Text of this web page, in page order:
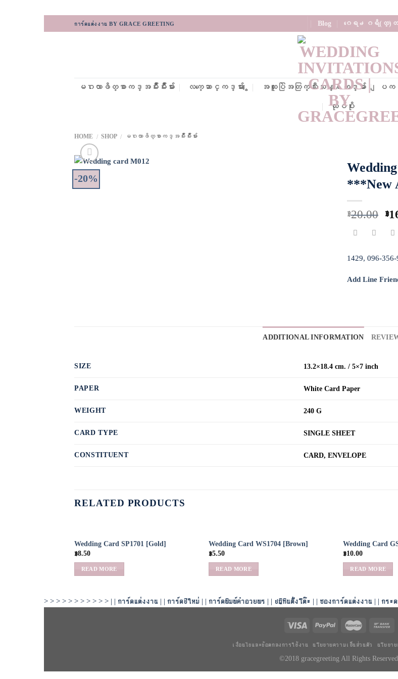
to
การ์ดแต่งงาน BY GRACE GREETING Blog ဂေရ႕ဂရိ(ထ္)တ
မဂၤလာဖိတ္စာကဒ္အမ်ိဳးမ်ိဳးမ်ား လက္ေဆာင္ကဒ္မ်ား ႏွ အထူးပြဲအတြက္သီးသန္႔ကဒ္မ်ား ျပ
ထုပ်ပိုး
HOME / SHOP / မဂၤလာဖိတ္စာကဒ္အမ်ိဳးမ်ိဳးမ်ား
-20%
***New
฿20.00 ฿
1429, 096-356-
Add Line
ADDITIONAL INFORMATION
SIZE 13.2×18.4 cm. / 5×7 inch
PAPER White Card Paper
WEIGHT 240 G
CARD TYPE SINGLE SHEET
CONSTITUENT CARD, ENVELOPE
RELATED PRODUCTS
Wedding Card SP1701 [Gold]
฿8.50
READ MORE
Wedding Card WS1704 [Brown]
฿5.50
READ MORE
Wedding Card
฿10.00
READ MORE
> > > > > > > > > > > | | การ์ดแต่งงาน | | การ์ดปีใหม่ | | การ์ดพิมพ์คำอวยพร | | ปฏิทินตั้งโต๊ะ | | ซองการ์ดแต่งงาน | | กระ
เงื่อนไขและข้อตกลงการใช้งาน นโยบายความเป็นส่วนตัว นโยบา
©2018 gracegreeting All Rights